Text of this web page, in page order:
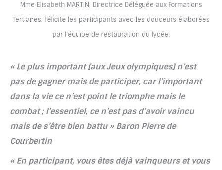
Mme Elisabeth MARTIN, Directrice Déléguée aux Formations
Tertiaires, félicite les participants avec les douceurs élaborées
par l'équipe de restauration du lycée.
« Le plus important [aux Jeux olympiques] n’est
pas de gagner mais de participer, car l’important
dans la vie ce n’est point le triomphe mais le
combat ; l’essentiel, ce n’est pas d’avoir vaincu
mais de s’être bien battu » Baron Pierre de
Courbertin
« En participant, vous êtes déjà vainqueurs et vous